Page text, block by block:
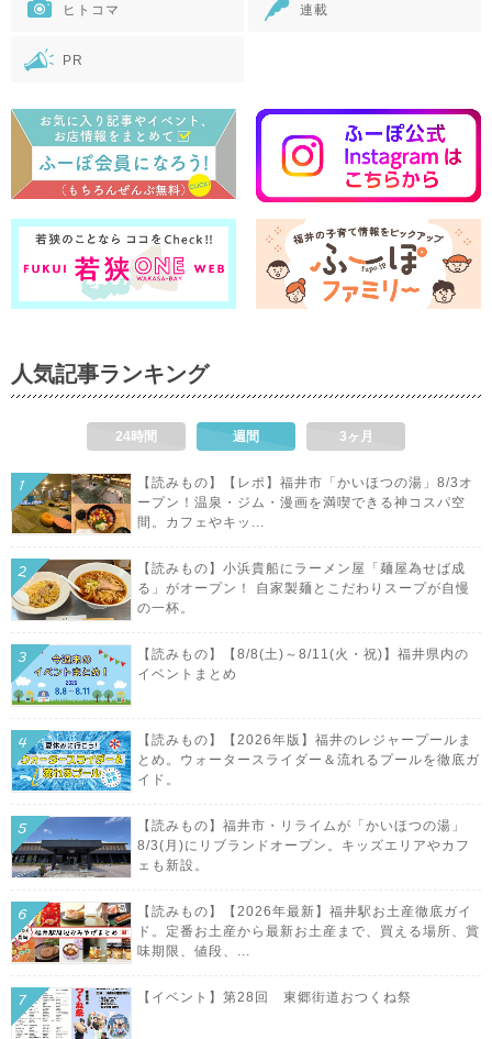
ヒトコマ 連載
PR
人気記事ランキング
24時間 週間 3ヶ月
【読みもの】【レポ】福井市「かいほつの湯」8/3オ
ープン！温泉・ジム・漫画を満喫できる神コスパ空
間。カフェやキッ...
【読みもの】小浜貴船にラーメン屋「麺屋為せば成
る」がオープン！ 自家製麺とこだわりスープが自慢
の一杯。
【読みもの】【8/8(土)～8/11(火・祝)】福井県内の
イベントまとめ
【読みもの】【2026年版】福井のレジャープールま
とめ。ウォータースライダー＆流れるプールを徹底ガ
イド。
【読みもの】福井市・リライムが「かいほつの湯」
8/3(月)にリブランドオープン。キッズエリアやカフ
ェも新設。
【読みもの】【2026年最新】福井駅お土産徹底ガイ
ド。定番お土産から最新お土産まで、買える場所、賞
味期限、値段、...
【イベント】第28回 東郷街道おつくね祭